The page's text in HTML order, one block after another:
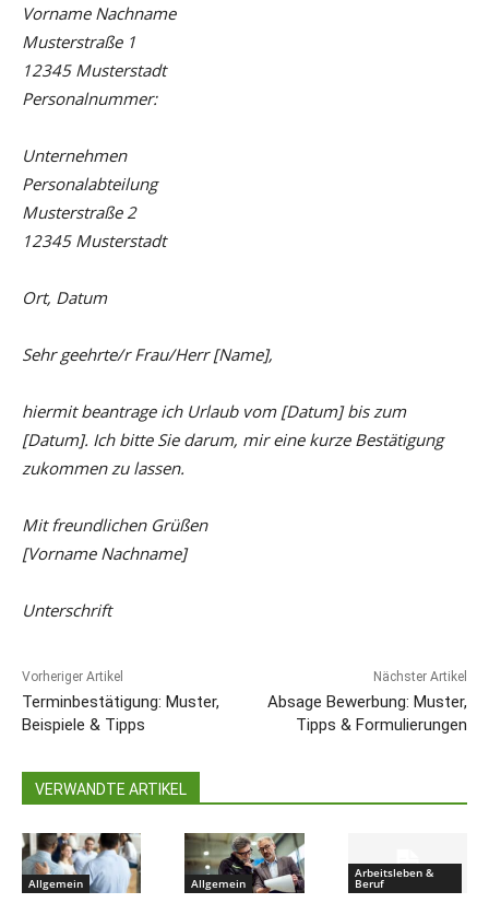
Vorname Nachname
Musterstraße 1
12345 Musterstadt
Personalnummer:
Unternehmen
Personalabteilung
Musterstraße 2
12345 Musterstadt
Ort, Datum
Sehr geehrte/r Frau/Herr [Name],
hiermit beantrage ich Urlaub vom [Datum] bis zum
[Datum]. Ich bitte Sie darum, mir eine kurze Bestätigung
zukommen zu lassen.
Mit freundlichen Grüßen
[Vorname Nachname]
Unterschrift
Vorheriger Artikel
Terminbestätigung: Muster,
Beispiele & Tipps
Nächster Artikel
Absage Bewerbung: Muster,
Tipps & Formulierungen
VERWANDTE ARTIKEL
Allgemein Allgemein
Arbeitsleben &
Beruf